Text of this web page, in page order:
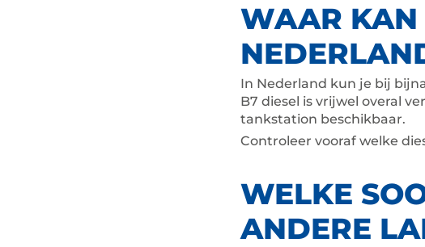
WAAR KAN
In Nederland kun je bij
B7 diesel is vrijwel overal
tankstation beschikbaar.
Controleer vooraf welke
WELKE
ANDERE